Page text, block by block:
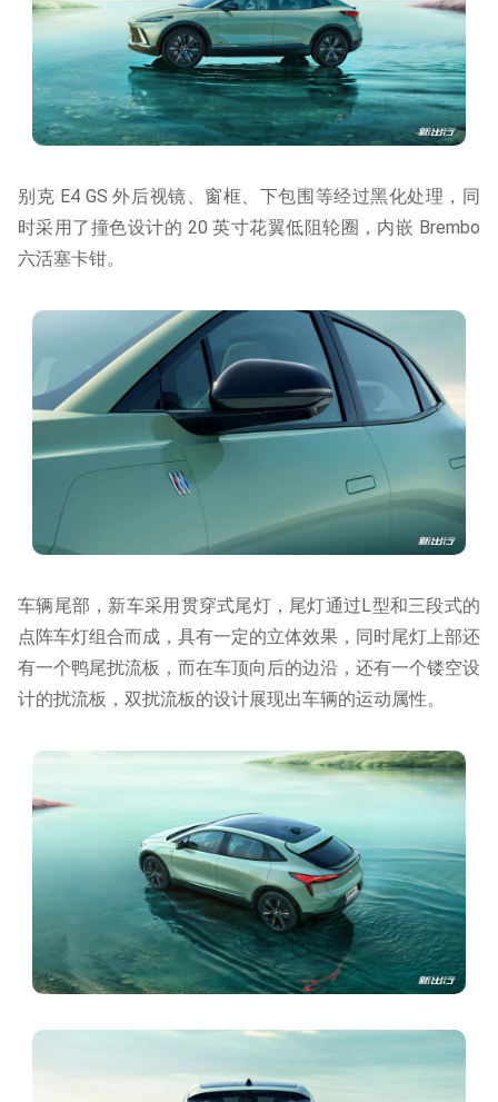
别克 E4 GS 外后视镜、窗框、下包围等经过黑化处理，同
时采用了撞色设计的 20 英寸花翼低阻轮圈，内嵌 Brembo
六活塞卡钳。
车辆尾部，新车采用贯穿式尾灯，尾灯通过L型和三段式的
点阵车灯组合而成，具有一定的立体效果，同时尾灯上部还
有一个鸭尾扰流板，而在车顶向后的边沿，还有一个镂空设
计的扰流板，双扰流板的设计展现出车辆的运动属性。